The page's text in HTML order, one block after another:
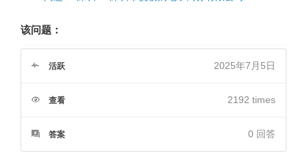
该问题：
活跃 2025年7月5日
查看 2192 times
答案 0 回答